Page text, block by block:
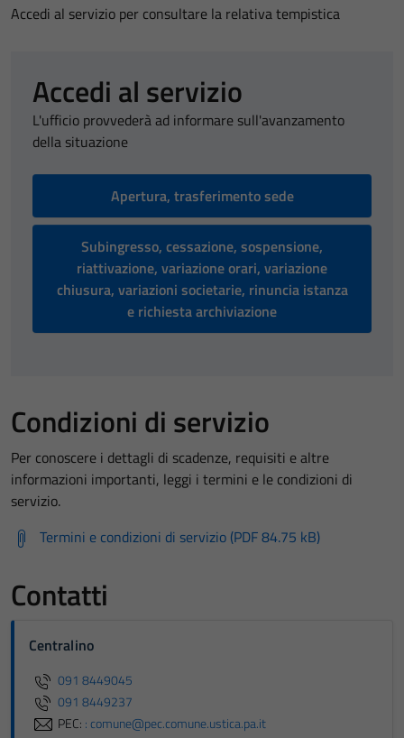
Accedi al servizio per consultare la relativa tempistica
Accedi al servizio
L'ufficio provvederà ad informare sull'avanzamento
della situazione
Apertura, trasferimento sede
Subingresso, cessazione, sospensione,
riattivazione, variazione orari, variazione
chiusura, variazioni societarie, rinuncia istanza
e richiesta archiviazione
Condizioni di servizio
Per conoscere i dettagli di scadenze, requisiti e altre
informazioni importanti, leggi i termini e le condizioni di
servizio.
Termini e condizioni di servizio (PDF 84.75 kB)
Contatti
Centralino
091 8449045
091 8449237
PEC: : comune@pec.comune.ustica.pa.it